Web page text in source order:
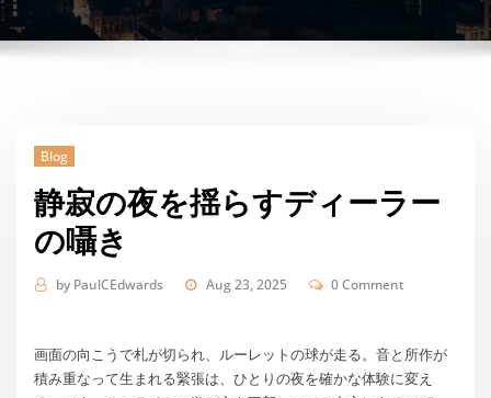
Blog
静寂の夜を揺らすディーラー
の囁き
by PaulCEdwards Aug 23, 2025 0 Comment
画面の向こうで札が切られ、ルーレットの球が走る。音と所作が
積み重なって生まれる緊張は、ひとりの夜を確かな体験に変え